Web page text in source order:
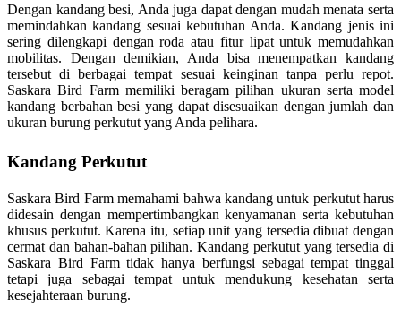
Dengan kandang besi, Anda juga dapat dengan mudah menata serta
memindahkan kandang sesuai kebutuhan Anda. Kandang jenis ini
sering dilengkapi dengan roda atau fitur lipat untuk memudahkan
mobilitas. Dengan demikian, Anda bisa menempatkan kandang
tersebut di berbagai tempat sesuai keinginan tanpa perlu repot.
Saskara Bird Farm memiliki beragam pilihan ukuran serta model
kandang berbahan besi yang dapat disesuaikan dengan jumlah dan
ukuran burung perkutut yang Anda pelihara.
Kandang Perkutut
Saskara Bird Farm memahami bahwa kandang untuk perkutut harus
didesain dengan mempertimbangkan kenyamanan serta kebutuhan
khusus perkutut. Karena itu, setiap unit yang tersedia dibuat dengan
cermat dan bahan-bahan pilihan. Kandang perkutut yang tersedia di
Saskara Bird Farm tidak hanya berfungsi sebagai tempat tinggal
tetapi juga sebagai tempat untuk mendukung kesehatan serta
kesejahteraan burung.